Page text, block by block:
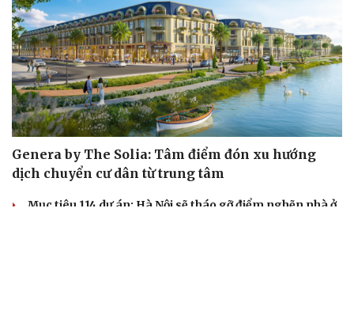
Genera by The Solia: Tâm điểm đón xu hướng
dịch chuyển cư dân từ trung tâm
Mục tiêu 114 dự án: Hà Nội sẽ tháo gỡ điểm nghẽn nhà ở